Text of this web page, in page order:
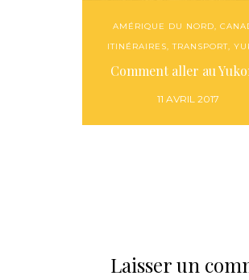
AMÉRIQUE DU NORD,
ITINÉRAIRES,TRANSPORT,
Comment aller au
11 AVRIL 2017
Laisser un